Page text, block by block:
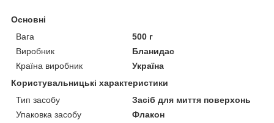
Основні
Вага
500 г
Виробник
Бланидас
Країна виробник
Україна
Користувальницькі характеристики
Тип засобу
Засіб для миття поверхонь
Упаковка засобу
Флакон